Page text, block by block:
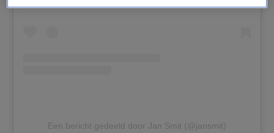
Een bericht gedeeld door Jan Smit (@jansmit)